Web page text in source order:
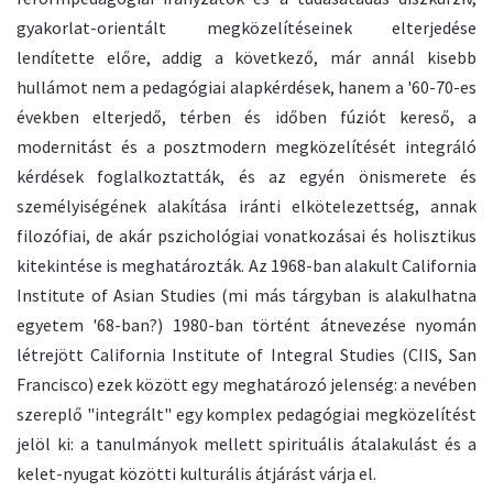
gyakorlat-orientált megközelítéseinek elterjedése
lendítette előre, addig a következő, már annál kisebb
hullámot nem a pedagógiai alapkérdések, hanem a '60-70-es
években elterjedő, térben és időben fúziót kereső, a
modernitást és a posztmodern megközelítését integráló
kérdések foglalkoztatták, és az egyén önismerete és
személyiségének alakítása iránti elkötelezettség, annak
filozófiai, de akár pszichológiai vonatkozásai és holisztikus
kitekintése is meghatározták. Az 1968-ban alakult California
Institute of Asian Studies (mi más tárgyban is alakulhatna
egyetem '68-ban?) 1980-ban történt átnevezése nyomán
létrejött California Institute of Integral Studies (CIIS, San
Francisco) ezek között egy meghatározó jelenség: a nevében
szereplő "integrált" egy komplex pedagógiai megközelítést
jelöl ki: a tanulmányok mellett spirituális átalakulást és a
kelet-nyugat közötti kulturális átjárást várja el.